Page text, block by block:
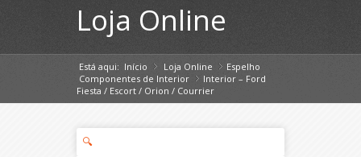
Loja Online
Está aqui: Início »
Loja Online
»
Componentes de Interior
»
Espelho
Interior – Ford
Fiesta / Escort / Orion / Courrier
🔍